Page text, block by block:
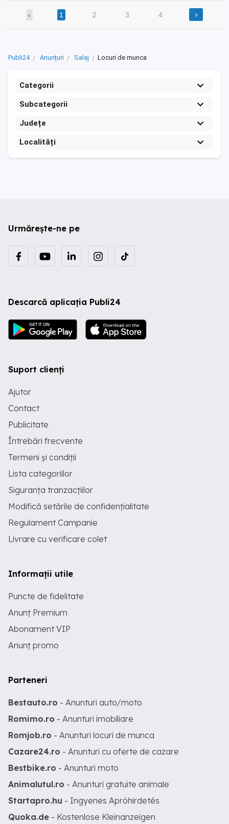
‹ 1 2 3 4 ›
Publi24 Anunțuri Salaj Locuri de munca
Categorii
Subcategorii
Județe
Localități
Urmărește-ne pe
Descarcă aplicația Publi24
Suport clienți
Ajutor
Contact
Publicitate
Întrebări frecvente
Termeni și condiții
Lista categoriilor
Siguranța tranzacțiilor
Modifică setările de confidențialitate
Regulament Campanie
Livrare cu verificare colet
Informații utile
Puncte de fidelitate
Anunț Premium
Abonament VIP
Anunț promo
Parteneri
Bestauto.ro - Anunturi auto/moto
Romimo.ro - Anunturi imobiliare
Romjob.ro - Anunturi locuri de munca
Cazare24.ro - Anunturi cu oferte de cazare
Bestbike.ro - Anunturi moto
Animalutul.ro - Anunturi gratuite animale
Startapro.hu - Ingyenes Apróhirdetés
Quoka.de - Kostenlose Kleinanzeigen